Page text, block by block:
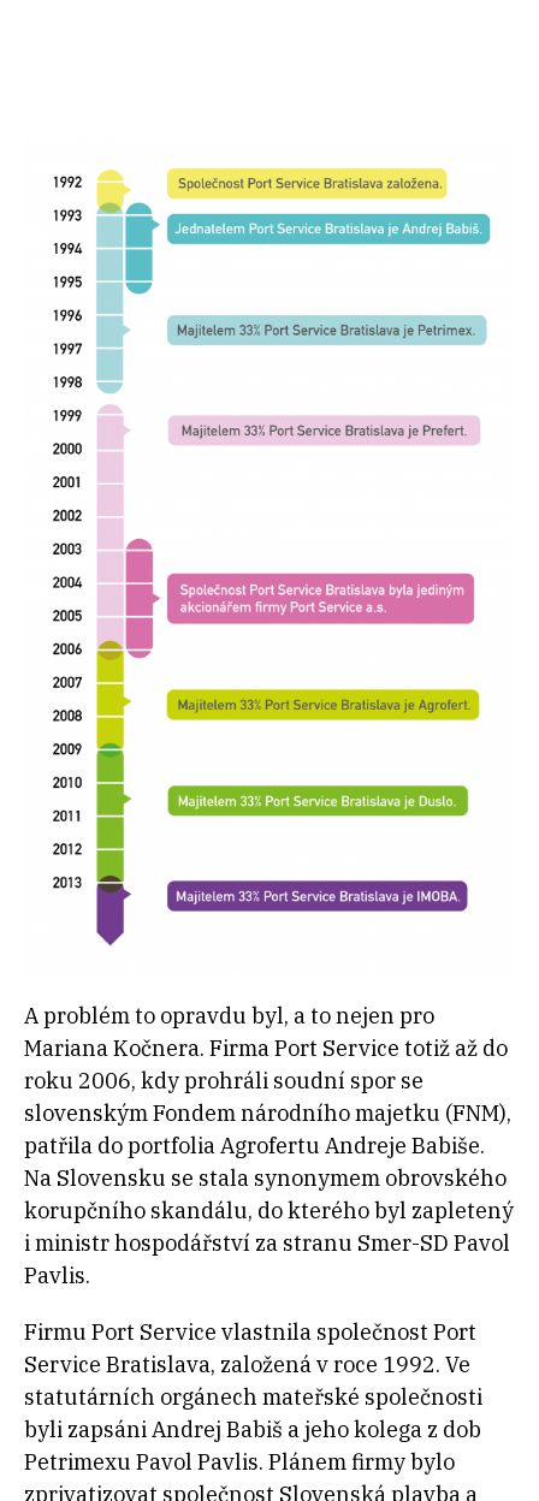
A problém to opravdu byl, a to nejen pro
Mariana Kočnera. Firma Port Service totiž až do
roku 2006, kdy prohráli soudní spor se
slovenským Fondem národního majetku (FNM),
patřila do portfolia Agrofertu Andreje Babiše.
Na Slovensku se stala synonymem obrovského
korupčního skandálu, do kterého byl zapletený
i ministr hospodářství za stranu Smer-SD Pavol
Pavlis.
Firmu Port Service vlastnila společnost Port
Service Bratislava, založená v roce 1992. Ve
statutárních orgánech mateřské společnosti
byli zapsáni Andrej Babiš a jeho kolega z dob
Petrimexu Pavol Pavlis. Plánem firmy bylo
zprivatizovat společnost Slovenská plavba a